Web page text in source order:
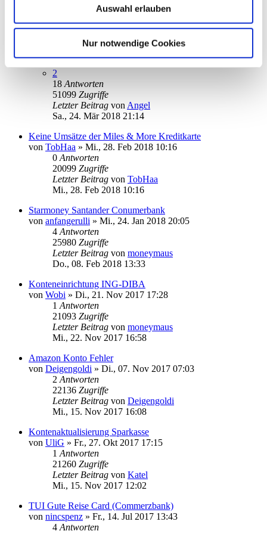
Auswahl erlauben
Nur notwendige Cookies
Letzter Beitragvonaudiolet
Do., 26. Jul 2018 20:02
Sparkasse Konto einrichten
Di., 13. Mär 2018 15:14
2
18 Antworten
51099 Zugriffe
Letzter Beitrag von Angel
Sa., 24. Mär 2018 21:14
Keine Umsätze der Miles & More Kreditkarte
von TobHaa » Mi., 28. Feb 2018 10:16
0 Antworten
20099 Zugriffe
Letzter Beitrag von TobHaa
Mi., 28. Feb 2018 10:16
Starmoney Santander Conumerbank
von anfangerulli » Mi., 24. Jan 2018 20:05
4 Antworten
25980 Zugriffe
Letzter Beitrag von moneymaus
Do., 08. Feb 2018 13:33
Konteneinrichtung ING-DIBA
von Wobi » Di., 21. Nov 2017 17:28
1 Antworten
21093 Zugriffe
Letzter Beitrag von moneymaus
Mi., 22. Nov 2017 16:58
Amazon Konto Fehler
von Deigengoldi » Di., 07. Nov 2017 07:03
2 Antworten
22136 Zugriffe
Letzter Beitrag von Deigengoldi
Mi., 15. Nov 2017 16:08
Kontenaktualisierung Sparkasse
von UliG » Fr., 27. Okt 2017 17:15
1 Antworten
21260 Zugriffe
Letzter Beitrag von Katel
Mi., 15. Nov 2017 12:02
TUI Gute Reise Card (Commerzbank)
von nincspenz » Fr., 14. Jul 2017 13:43
4 Antworten